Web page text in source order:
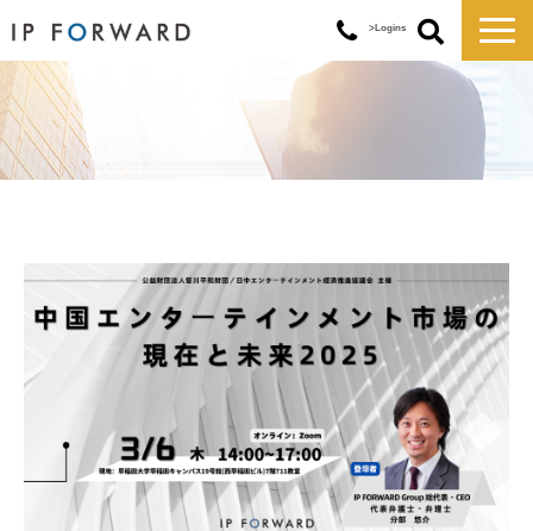
>Logins
サービス一覧
対応実績
コラム